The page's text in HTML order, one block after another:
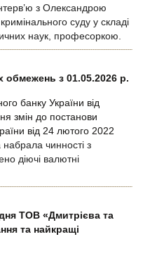
з Олександрою
суду у складі
наук, професоркою.
обмежень з 01.05.2026 р.
банку України від
змін до постанови
від 24 лютого 2022
чинності з
діючі валютні
ТОВ «Дмитрієва та
та найкращі